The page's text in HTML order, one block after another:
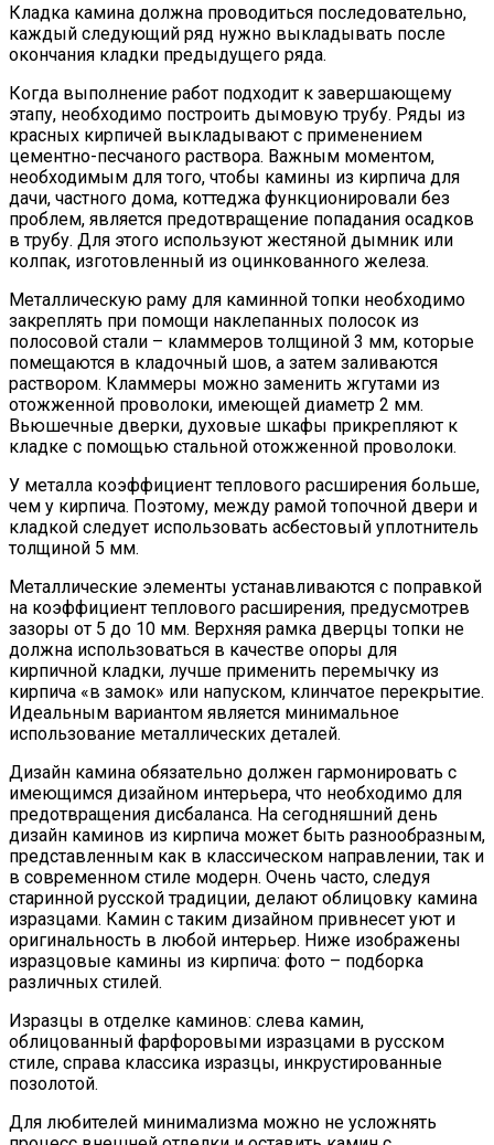
Кладка камина должна проводиться последовательно,
каждый следующий ряд нужно выкладывать после
окончания кладки предыдущего ряда.
Когда выполнение работ подходит к завершающему
этапу, необходимо построить дымовую трубу. Ряды из
красных кирпичей выкладывают с применением
цементно-песчаного раствора. Важным моментом,
необходимым для того, чтобы камины из кирпича для
дачи, частного дома, коттеджа функционировали без
проблем, является предотвращение попадания осадков
в трубу. Для этого используют жестяной дымник или
колпак, изготовленный из оцинкованного железа.
Металлическую раму для каминной топки необходимо
закреплять при помощи наклепанных полосок из
полосовой стали – кламмеров толщиной 3 мм, которые
помещаются в кладочный шов, а затем заливаются
раствором. Кламмеры можно заменить жгутами из
отожженной проволоки, имеющей диаметр 2 мм.
Вьюшечные дверки, духовые шкафы прикрепляют к
кладке с помощью стальной отожженной проволоки.
У металла коэффициент теплового расширения больше,
чем у кирпича. Поэтому, между рамой топочной двери и
кладкой следует использовать асбестовый уплотнитель
толщиной 5 мм.
Металлические элементы устанавливаются с поправкой
на коэффициент теплового расширения, предусмотрев
зазоры от 5 до 10 мм. Верхняя рамка дверцы топки не
должна использоваться в качестве опоры для
кирпичной кладки, лучше применить перемычку из
кирпича «в замок» или напуском, клинчатое перекрытие.
Идеальным вариантом является минимальное
использование металлических деталей.
Дизайн камина обязательно должен гармонировать с
имеющимся дизайном интерьера, что необходимо для
предотвращения дисбаланса. На сегодняшний день
дизайн каминов из кирпича может быть разнообразным,
представленным как в классическом направлении, так и
в современном стиле модерн. Очень часто, следуя
старинной русской традиции, делают облицовку камина
изразцами. Камин с таким дизайном привнесет уют и
оригинальность в любой интерьер. Ниже изображены
изразцовые камины из кирпича: фото – подборка
различных стилей.
Изразцы в отделке каминов: слева камин,
облицованный фарфоровыми изразцами в русском
стиле, справа классика изразцы, инкрустированные
позолотой.
Для любителей минимализма можно не усложнять